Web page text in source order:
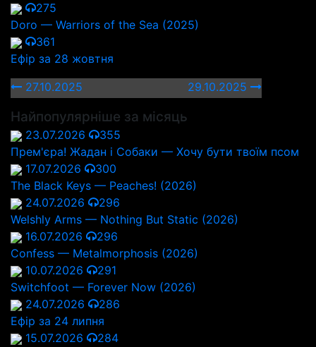
275
Doro — Warriors of the Sea (2025)
361
Ефір за 28 жовтня
27.10.2025
29.10.2025
Найпопулярніше за місяць
23.07.2026
355
Прем'єра! Жадан і Собаки — Хочу бути твоїм псом
17.07.2026
300
The Black Keys — Peaches! (2026)
24.07.2026
296
Welshly Arms — Nothing But Static (2026)
16.07.2026
296
Confess — Metalmorphosis (2026)
10.07.2026
291
Switchfoot — Forever Now (2026)
24.07.2026
286
Ефір за 24 липня
15.07.2026
284